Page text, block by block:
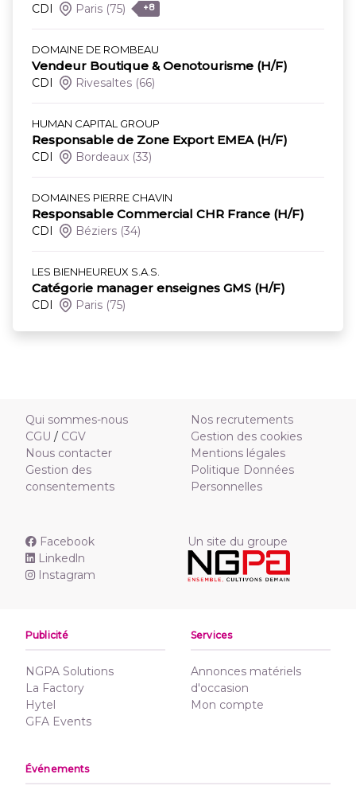
CDI Paris (75) +8
DOMAINE DE ROMBEAU
Vendeur Boutique & Oenotourisme (H/F)
CDI Rivesaltes (66)
HUMAN CAPITAL GROUP
Responsable de Zone Export EMEA (H/F)
CDI Bordeaux (33)
DOMAINES PIERRE CHAVIN
Responsable Commercial CHR France (H/F)
CDI Béziers (34)
LES BIENHEUREUX S.A.S.
Catégorie manager enseignes GMS (H/F)
CDI Paris (75)
Qui sommes-nous
CGU / CGV
Nous contacter
Gestion des
consentements
Nos recrutements
Gestion des cookies
Mentions légales
Politique Données
Personnelles
Facebook
Linkedln
Instagram
Un site du groupe
Publicité
NGPA Solutions
La Factory
Hytel
GFA Events
Services
Annonces matériels
d'occasion
Mon compte
Événements